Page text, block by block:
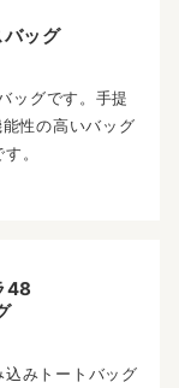
ッグ
ッグです。手提
性の高いバッグ
。
48
みトートバッグ